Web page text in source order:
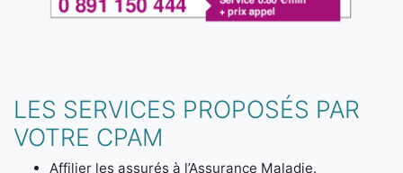
LES SERVICES PROPOSÉS PAR
VOTRE CPAM
Affilier les assurés à l’Assurance Maladie.